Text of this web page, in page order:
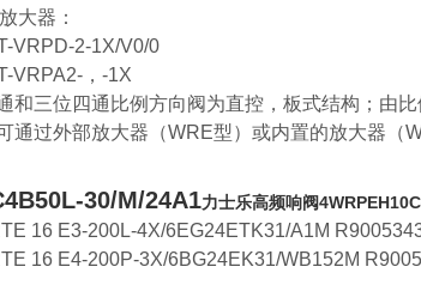
大器：
VRPD-2-1X/V0/0
VRPA2-，-1X
和三位四通比例方向阀为直控，板式结构；由
通过外部放大器（WRE型）或内置的放大器（
30/M/24A1力士乐高频响阀
16 E3-200L-4X/6EG24ETK31/A1M
16 E4-200P-3X/6BG24EK31/WB152M